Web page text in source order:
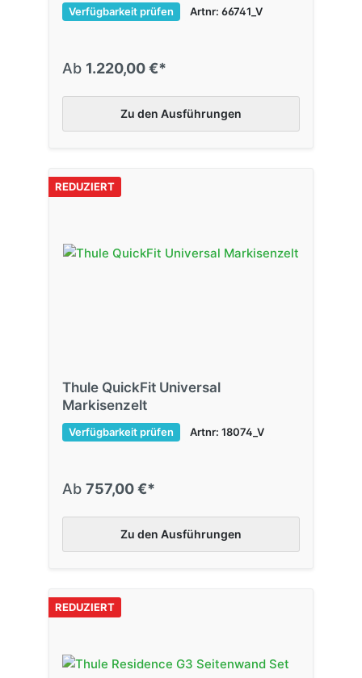
Verfügbarkeit prüfen Artnr: 66741_V
Ab 1.220,00 €*
Zu den Ausführungen
REDUZIERT
Thule QuickFit Universal
Markisenzelt
Verfügbarkeit prüfen Artnr: 18074_V
Ab 757,00 €*
Zu den Ausführungen
REDUZIERT